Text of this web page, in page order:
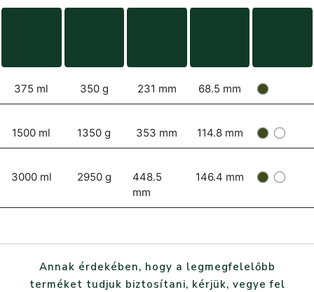
375 ml 350 g 231 mm 68.5 mm
1500 ml 1350 g 353 mm 114.8 mm
3000 ml 2950 g
448.5
mm
146.4 mm
Annak érdekében, hogy a legmegfelelőbb
terméket tudjuk biztosítani, kérjük, vegye fel